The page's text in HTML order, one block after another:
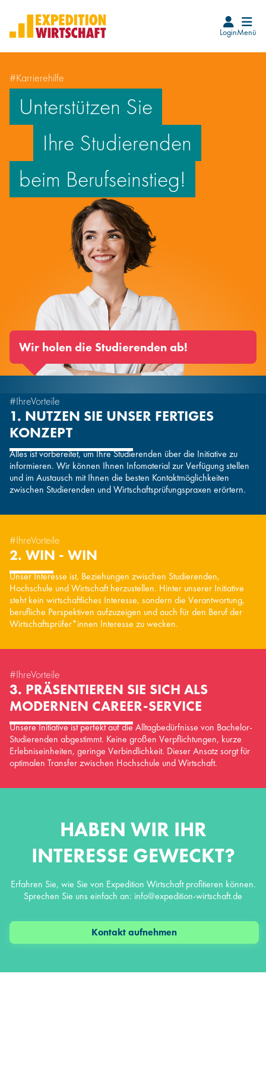
LoginMenü
Startseite
Karrierefinder
Events
Beruf Wirtschaftsprüfer*in
Wie wird man WP
Infos für WP
Infos für Hochschulen
#Karrierehilfe
Unterstützen Sie
Ihre Studierenden
beim Berufseinstieg!
Wir holen die Studierenden ab!
#IhreVorteile
1. NUTZEN SIE UNSER FERTIGES
KONZEPT
Alles ist vorbereitet, um Ihre Studierenden über die Initiative zu
informieren. Wir können Ihnen Infomaterial zur Verfügung stellen
und im Austausch mit Ihnen die besten Kontaktmöglichkeiten
zwischen Studierenden und Wirtschaftsprüfungspraxen erörtern.
#IhreVorteile
2. WIN - WIN
Unser Interesse ist, Beziehungen zwischen Studierenden,
Hochschule und Wirtschaft herzustellen. Hinter unserer Initiative
steht kein wirtschaftliches Interesse, sondern die Verantwortung,
berufliche Perspektiven aufzuzeigen und auch für den Beruf der
Wirtschaftsprüfer*innen Interesse zu wecken.
#IhreVorteile
3. PRÄSENTIEREN SIE SICH ALS
MODERNEN CAREER-SERVICE
Unsere Initiative ist perfekt auf die Alltagbedürfnisse von Bachelor-
Studierenden abgestimmt. Keine großen Verpflichtungen, kurze
Erlebniseinheiten, geringe Verbindlichkeit. Dieser Ansatz sorgt für
optimalen Transfer zwischen Hochschule und Wirtschaft.
HABEN WIR IHR
INTERESSE GEWECKT?
Erfahren Sie, wie Sie von Expedition Wirtschaft profitieren können.
Sprechen Sie uns einfach an: info@expedition-wirtschaft.de
Kontakt aufnehmen